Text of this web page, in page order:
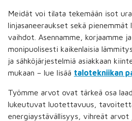
Meidät voi tilata tekemään isot
linjasaneeraukset sekä pienemmät
vaihdot. Asennamme, korjaamme
monipuolisesti kaikenlaisia
ja sähköjärjestelmiä asiakkaan
mukaan – lue lisää talotekniikan
Työmme arvot ovat tärkeä osa
lukeutuvat luotettavuus,
energiaystävällisyys, vihreät arvot